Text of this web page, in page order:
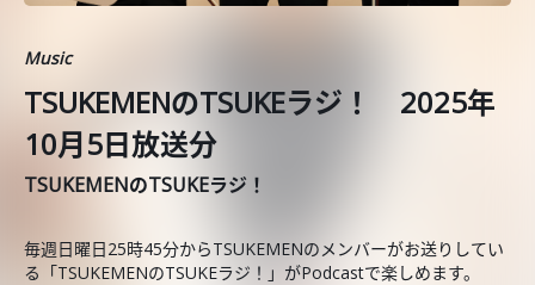
Music
TSUKEMENのTSUKEラジ！ 2025年
10月5日放送分
TSUKEMENのTSUKEラジ！
毎週日曜日25時45分からTSUKEMENのメンバーがお送りしてい
る「TSUKEMENのTSUKEラジ！」がPodcastで楽しめます。